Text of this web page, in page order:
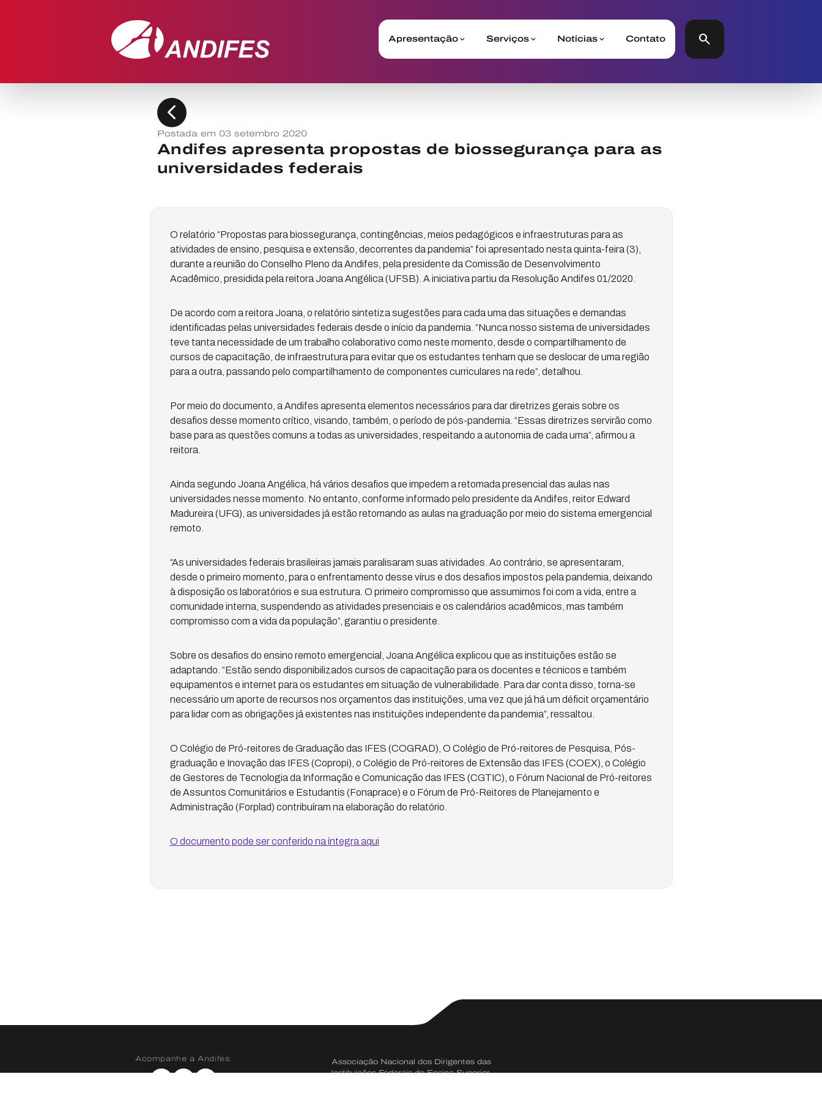
Apresentação Serviços Notícias Contato search
chevron_left
Postada em 03 setembro 2020
Andifes apresenta propostas de biossegurança para as
universidades federais
O relatório “Propostas para biossegurança, contingências, meios pedagógicos e infraestruturas para as
atividades de ensino, pesquisa e extensão, decorrentes da pandemia” foi apresentado nesta quinta-feira (3),
durante a reunião do Conselho Pleno da Andifes, pela presidente da Comissão de Desenvolvimento
Acadêmico, presidida pela reitora Joana Angélica (UFSB). A iniciativa partiu da Resolução Andifes 01/2020.
De acordo com a reitora Joana, o relatório sintetiza sugestões para cada uma das situações e demandas
identificadas pelas universidades federais desde o início da pandemia. “Nunca nosso sistema de universidades
teve tanta necessidade de um trabalho colaborativo como neste momento, desde o compartilhamento de
cursos de capacitação, de infraestrutura para evitar que os estudantes tenham que se deslocar de uma região
para a outra, passando pelo compartilhamento de componentes curriculares na rede”, detalhou.
Por meio do documento, a Andifes apresenta elementos necessários para dar diretrizes gerais sobre os
desafios desse momento crítico, visando, também, o período de pós-pandemia. “Essas diretrizes servirão como
base para as questões comuns a todas as universidades, respeitando a autonomia de cada uma”, afirmou a
reitora.
Ainda segundo Joana Angélica, há vários desafios que impedem a retomada presencial das aulas nas
universidades nesse momento. No entanto, conforme informado pelo presidente da Andifes, reitor Edward
Madureira (UFG), as universidades já estão retomando as aulas na graduação por meio do sistema emergencial
remoto.
“As universidades federais brasileiras jamais paralisaram suas atividades. Ao contrário, se apresentaram,
desde o primeiro momento, para o enfrentamento desse vírus e dos desafios impostos pela pandemia, deixando
à disposição os laboratórios e sua estrutura. O primeiro compromisso que assumimos foi com a vida, entre a
comunidade interna, suspendendo as atividades presenciais e os calendários acadêmicos, mas também
compromisso com a vida da população”, garantiu o presidente.
Sobre os desafios do ensino remoto emergencial, Joana Angélica explicou que as instituições estão se
adaptando. “Estão sendo disponibilizados cursos de capacitação para os docentes e técnicos e também
equipamentos e internet para os estudantes em situação de vulnerabilidade. Para dar conta disso, torna-se
necessário um aporte de recursos nos orçamentos das instituições, uma vez que já há um déficit orçamentário
para lidar com as obrigações já existentes nas instituições independente da pandemia”, ressaltou.
O Colégio de Pró-reitores de Graduação das IFES (COGRAD), O Colégio de Pró-reitores de Pesquisa, Pós-
graduação e Inovação das IFES (Copropi), o Colégio de Pró-reitores de Extensão das IFES (COEX), o Colégio
de Gestores de Tecnologia da Informação e Comunicação das IFES (CGTIC), o Fórum Nacional de Pró-reitores
de Assuntos Comunitários e Estudantis (Fonaprace) e o Fórum de Pró-Reitores de Planejamento e
Administração (Forplad) contribuíram na elaboração do relatório.
O documento pode ser conferido na íntegra aqui
Acompanhe a Andifes:
Associação Nacional dos Dirigentes das
Instituições Federais de Ensino Superior.